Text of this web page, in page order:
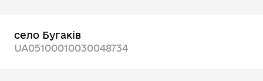
село Бугаків
UA05100010030048734